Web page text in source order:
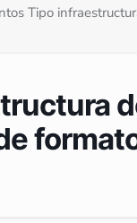
Tipo